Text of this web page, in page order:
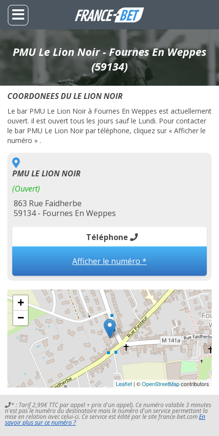
PMU Le Lion Noir - Fournes En Weppes
(59134)
COORDONEES DU LE LION NOIR
Le bar PMU Le Lion Noir à Fournes En Weppes est actuellement
ouvert. il est ouvert tous les jours sauf le Lundi. Pour contacter
le bar PMU Le Lion Noir par téléphone, cliquez sur « Afficher le
numéro » .
PMU LE LION NOIR
(Ouvert)
863 Rue Faidherbe
59134 - Fournes En Weppes
Téléphone
Afficher le numéro *
+
−
Leaflet | ©OpenStreetMapcontributors
* : Tarif 2,99€ TTC par appel + prix d'un appel). Ce numéro valable 3 minutes
n'est pas le numéro du destinataire mais le numéro d'un service permettant la
mise en relation avec celui-ci. Ce service est édité par le site france-bet.comEn
savoir plus sur ce numéro ?